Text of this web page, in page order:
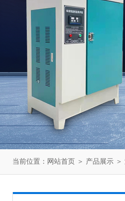
当前位置： 网站首页 ＞ 产品展示 ＞